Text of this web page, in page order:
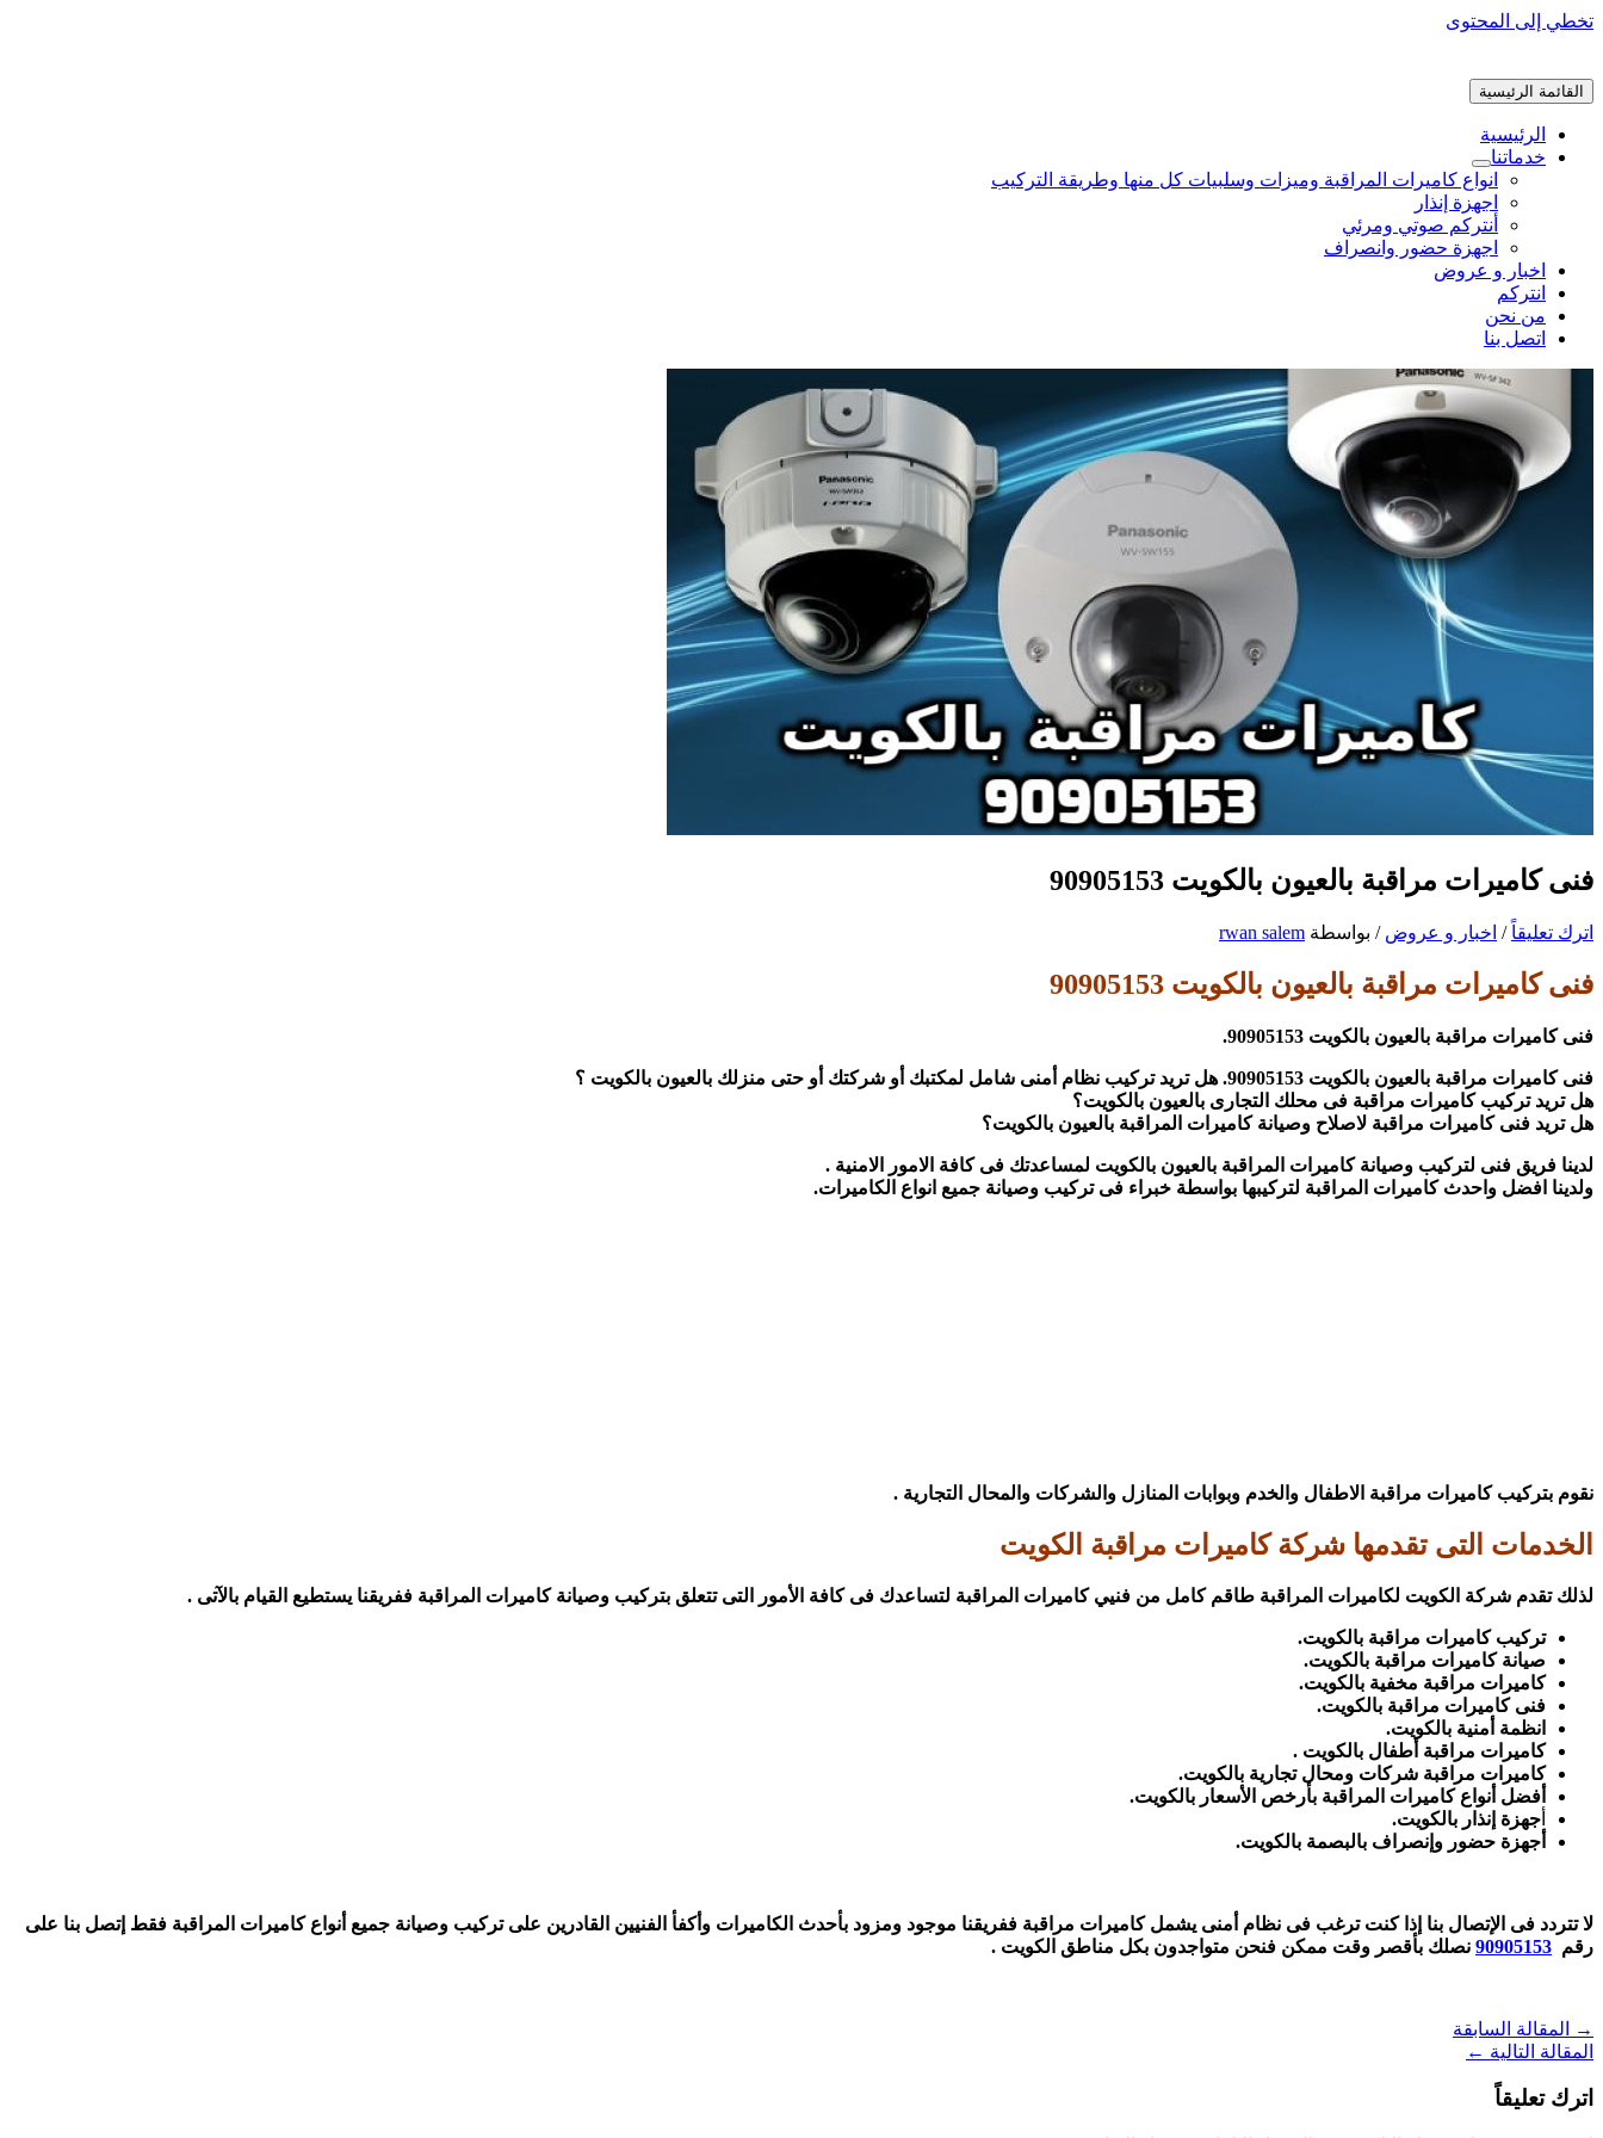
تخطي إلى المحتوى
القائمة الرئيسية
الرئيسية
خدماتنا
انواع كاميرات المراقبة وميزات وسلبيات كل منها وطريقة التركيب
اجهزة إنذار
أنتركم صوتي ومرئي
اجهزة حضور وانصراف
اخبار و عروض
انتركم
من نحن
اتصل بنا
فنى كاميرات مراقبة بالعيون بالكويت 90905153
اترك تعليقاً / اخبار و عروض / بواسطة rwan salem
فنى كاميرات مراقبة بالعيون بالكويت 90905153
فنى كاميرات مراقبة بالعيون بالكويت 90905153.
فنى كاميرات مراقبة بالعيون بالكويت 90905153. هل تريد تركيب نظام أمنى شامل لمكتبك أو شركتك أو حتى منزلك بالعيون بالكويت ؟
هل تريد تركيب كاميرات مراقبة فى محلك التجارى بالعيون بالكويت؟
هل تريد فنى كاميرات مراقبة لاصلاح وصيانة كاميرات المراقبة بالعيون بالكويت؟
لدينا فريق فنى لتركيب وصيانة كاميرات المراقبة بالعيون بالكويت لمساعدتك فى كافة الامور الامنية .
ولدينا افضل واحدث كاميرات المراقبة لتركيبها بواسطة خبراء فى تركيب وصيانة جميع انواع الكاميرات.
نقوم بتركيب كاميرات مراقبة الاطفال والخدم وبوابات المنازل والشركات والمحال التجارية .
الخدمات التى تقدمها شركة كاميرات مراقبة الكويت
لذلك تقدم شركة الكويت لكاميرات المراقبة طاقم كامل من فنيي كاميرات المراقبة لتساعدك فى كافة الأمور التى تتعلق بتركيب وصيانة كاميرات المراقبة ففريقنا يستطيع القيام بالآتى .
تركيب كاميرات مراقبة بالكويت.
صيانة كاميرات مراقبة بالكويت.
كاميرات مراقبة مخفية بالكويت.
فنى كاميرات مراقبة بالكويت.
انظمة أمنية بالكويت.
كاميرات مراقبة أطفال بالكويت .
كاميرات مراقبة شركات ومحال تجارية بالكويت.
أفضل أنواع كاميرات المراقبة بأرخص الأسعار بالكويت.
جهزة إنذار بالكويت.
أجهزة حضور وإنصراف بالبصمة بالكويت.
لا تتردد فى الإتصال بنا إذا كنت ترغب فى نظام أمنى يشمل كاميرات مراقبة ففريقنا موجود ومزود بأحدث الكاميرات وأكفأ الفنيين القادرين على تركيب وصيانة جميع أنواع كاميرات المراقبة فقط إتصل بنا على
رقم 90905153 نصلك بأقصر وقت ممكن فنحن متواجدون بكل مناطق الكويت .
→
المقالة السابقة
المقالة التالية ←
اترك تعليقاً